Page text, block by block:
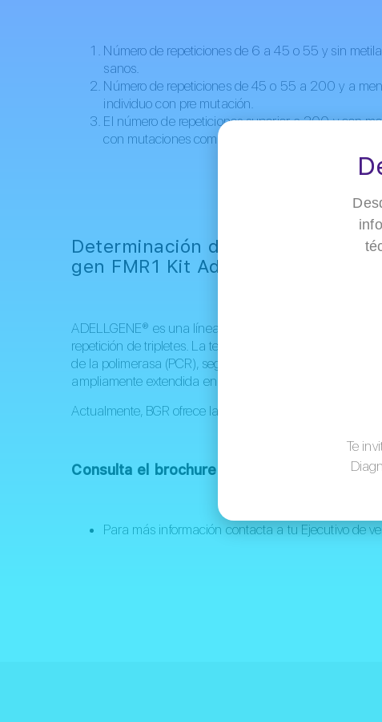
Número de repeticiones de 6 a 45 o 55 y sin
sanos.
Número de repeticiones de 45 o 55 a 200 y a
individuo con pre mutación.
El número de repeticiones superior a 200 y con
con mutaciones completas.
Determinación de la presencia
gen FMR1 Kit Adellgene®
ADELLGENE® es una línea de productos diseñada
repetición de tripletes. La tecnología utilizada se basa
de la polimerasa (PCR), seguida de un análisis
ampliamente extendida en los laboratorios de análisis
Actualmente, BGR ofrece las siguientes referencias:
Consulta el brochure dando clic aquí
Para más información contacta a tu Ejecutivo de
Te